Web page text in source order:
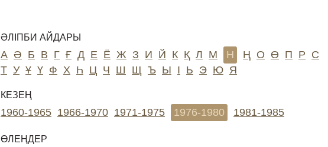
ӘЛІПБИ АЙДАРЫ
А Ә Б В Г Ғ Д Е Ё Ж З И Й К Қ Л М Н Ң О Ө П Р С
Т У Ұ Ү Ф Х Һ Ц Ч Ш Щ Ъ Ы І Ь Э Ю Я
КЕЗЕҢ
1960-1965 1966-1970 1971-1975 1976-1980 1981-1985
ӨЛЕҢДЕР